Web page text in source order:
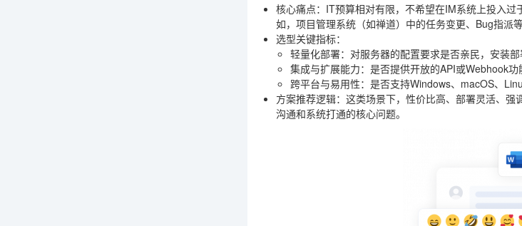
核心痛点：IT预算相对有限，不希望在IM系统上投入
如，项目管理系统（如禅道）中的任务变更、Bug指派
选型关键指标：
轻量化部署：对服务器的配置要求是否亲民，安装
集成与扩展能力：是否提供开放的API或Webhook
跨平台与易用性：是否支持Windows、macOS、
方案推荐逻辑：这类场景下，性价比高、部署灵活、
沟通和系统打通的核心问题。